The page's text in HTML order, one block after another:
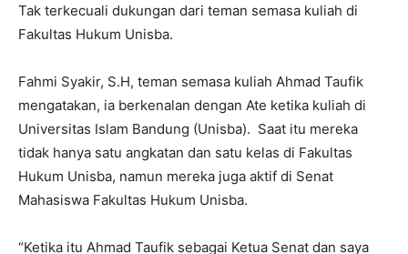
Tak terkecuali dukungan dari teman semasa kuliah di
Fakultas Hukum Unisba.
Fahmi Syakir, S.H, teman semasa kuliah Ahmad Taufik
mengatakan, ia berkenalan dengan Ate ketika kuliah di
Universitas Islam Bandung (Unisba). Saat itu mereka
tidak hanya satu angkatan dan satu kelas di Fakultas
Hukum Unisba, namun mereka juga aktif di Senat
Mahasiswa Fakultas Hukum Unisba.
“Ketika itu Ahmad Taufik sebagai Ketua Senat dan saya